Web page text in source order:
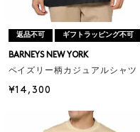
返品不可 ギフトラッピング不可
BARNEYS NEW YORK
ペイズリー柄カジュアルシャツ
¥14,300